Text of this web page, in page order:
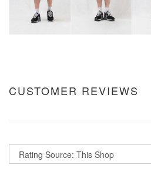
CUSTOMER REVIEWS